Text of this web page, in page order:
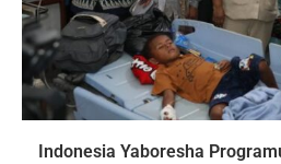
Indonesia Yaboresha